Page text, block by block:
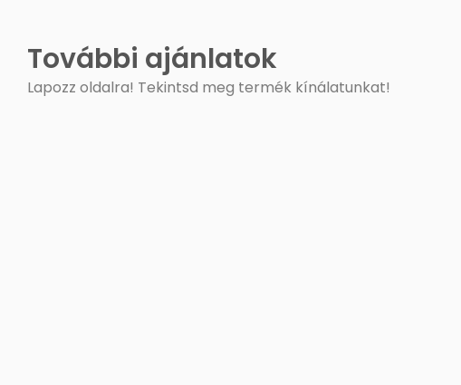
További ajánlatok
Lapozz oldalra! Tekintsd meg termék kínálatunkat!